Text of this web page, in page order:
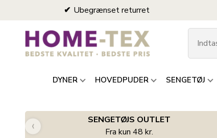
Ubegrænset returret
DYNER HOVEDPUDER SENGETØJ
SENGETØJS OUTLET
Fra kun 48 kr.
‹